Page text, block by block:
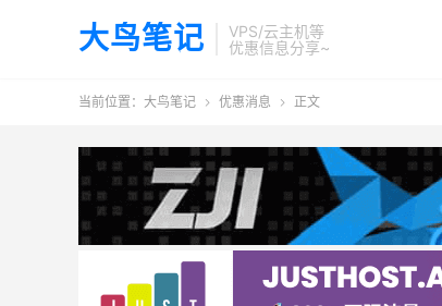
大鸟笔记
VPS/云主机等
优惠信息分享~
当前位置： 大鸟笔记  优惠消息  正文